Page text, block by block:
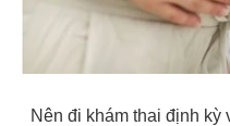
Nên đi khám thai định kỳ